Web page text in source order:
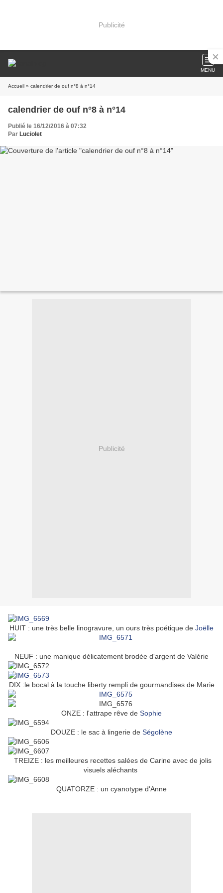
Publicité
MENU
Accueil » calendrier de ouf n°8 à n°14
calendrier de ouf n°8 à n°14
Publié le 16/12/2016 à 07:32
Par Luciolet
Publicité
HUIT : une très belle linogravure, un ours très poétique de Joëlle
NEUF : une manique délicatement brodée d'argent de Valérie
DIX :le bocal à la touche liberty rempli de gourmandises de Marie
ONZE : l'attrape rêve de Sophie
DOUZE : le sac à lingerie de Ségolène
TREIZE : les meilleures recettes salées de Carine avec de jolis
visuels aléchants
QUATORZE : un cyanotype d'Anne